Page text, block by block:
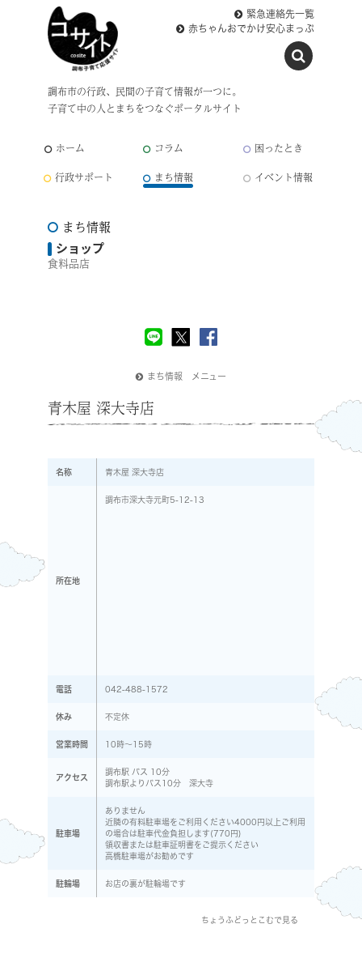
調布市の行政、民間の子育て情報が一つに。
子育て中の人とまちをつなぐポータルサイト
緊急連絡先一覧
赤ちゃんおでかけ安心まっぷ
ホーム コラム
困ったとき
行政サポート
まち情報 イベント情報
まち情報
ショップ
食料品店
まち情報 メニュー
青木屋 深大寺店
名称 青木屋 深大寺店
所在地
調布市深大寺元町5-12-13
電話 042-488-1572
休み 不定休
営業時間 10時～15時
アクセス
調布駅 バス 10分
調布駅よりバス10分 深大寺
駐車場
ありません
近隣の有料駐車場をご利用ください4000円以上ご利用
の場合は駐車代金負担します(770円)
領収書または駐車証明書をご提示ください
高橋駐車場がお勧めです
駐輪場 お店の裏が駐輪場です
ちょうふどっとこむで見る